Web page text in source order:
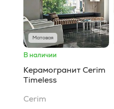
Матовая
В наличии
Керамогранит Cerim
Timeless
Cerim